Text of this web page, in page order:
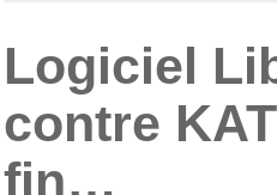
Logiciel
contre
fin…